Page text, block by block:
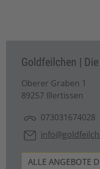
Goldfeilchen |
Oberer Graben 1
89257 Illertissen
073031674028
ALLE ANGEBOTE